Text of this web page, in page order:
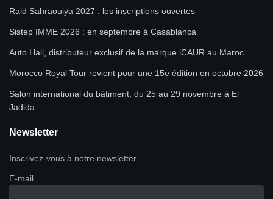
Raid Sahraouiya 2027 : les inscriptions ouvertes
Sistep IMME 2026 : en septembre à Casablanca
Auto Hall, distributeur exclusif de la marque iCAUR au Maroc
Morocco Royal Tour revient pour une 15e édition en octobre 2026
Salon international du bâtiment, du 25 au 29 novembre à El
Jadida
Newsletter
Inscrivez-vous à notre newsletter
E-mail